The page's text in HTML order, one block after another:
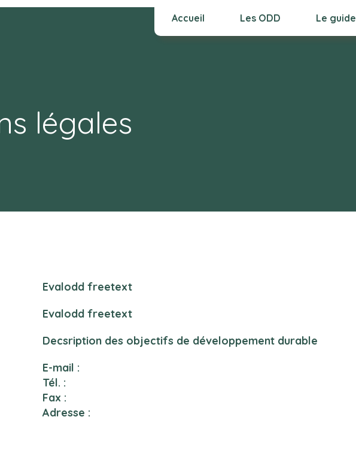
Accueil Les ODD Le guide
légales
Evalodd freetext
Evalodd freetext
Decsription des objectifs de développement durable
E-mail :
Tél. :
Fax :
Adresse :